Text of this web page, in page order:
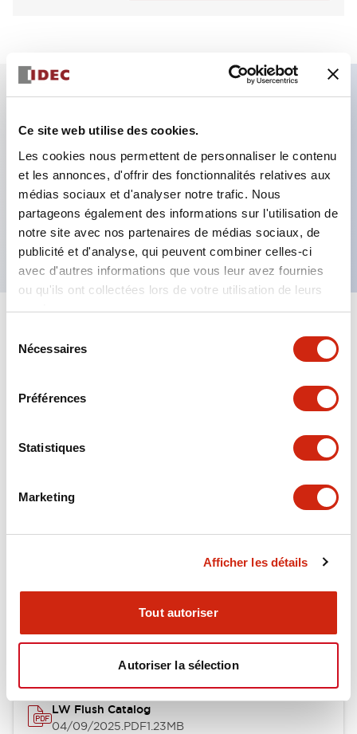
Ce site web utilise des cookies.
Les cookies nous permettent de personnaliser le contenu
et les annonces, d'offrir des fonctionnalités relatives aux
médias sociaux et d'analyser notre trafic. Nous
partageons également des informations sur l'utilisation de
notre site avec nos partenaires de médias sociaux, de
publicité et d'analyse, qui peuvent combiner celles-ci
avec d'autres informations que vous leur avez fournies
ou qu'ils ont collectées lors de votre utilisation de leurs
services.
Nécessaires
Préférences
Statistiques
Marketing
Afficher les détails
Tout autoriser
Autoriser la sélection
Fixation par regroupement possible
Le commutateur sélecteur avec clé adopte une
structure à goupille à cylindre haute sécurité
La structure de protection est IP65 (IEC60529)
+
Mechanical Specifications
Mounting and Installation Specifications
Documents et fichiers
Catalogues Et Brochures Approbations Et Normes
LW Flush Catalog
04/09/2025.PDF1.23MB